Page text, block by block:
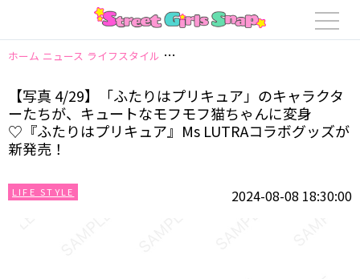
ホーム ニュース ライフスタイル 【写真 4/29】「ふたりはプリキュア」
【写真 4/29】「ふたりはプリキュア」のキャラクタ
ーたちが、キュートなモフモフ猫ちゃんに変身
♡『ふたりはプリキュア』Ms LUTRAコラボグッズが
新発売！
LIFE STYLE 2024-08-08 18:30:00